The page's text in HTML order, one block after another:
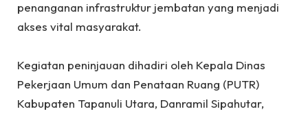
penanganan infrastruktur jembatan yang menjadi
akses vital masyarakat.
‎Kegiatan peninjauan dihadiri oleh Kepala Dinas
Pekerjaan Umum dan Penataan Ruang (PUTR)
Kabupaten Tapanuli Utara, Danramil Sipahutar,